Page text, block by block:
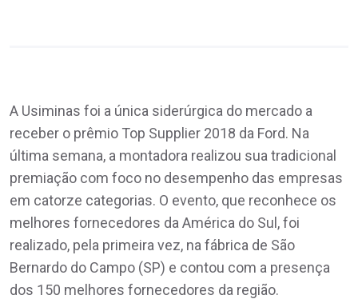
A Usiminas foi a única siderúrgica do mercado a
receber o prêmio Top Supplier 2018 da Ford. Na
última semana, a montadora realizou sua tradicional
premiação com foco no desempenho das empresas
em catorze categorias. O evento, que reconhece os
melhores fornecedores da América do Sul, foi
realizado, pela primeira vez, na fábrica de São
Bernardo do Campo (SP) e contou com a presença
dos 150 melhores fornecedores da região.